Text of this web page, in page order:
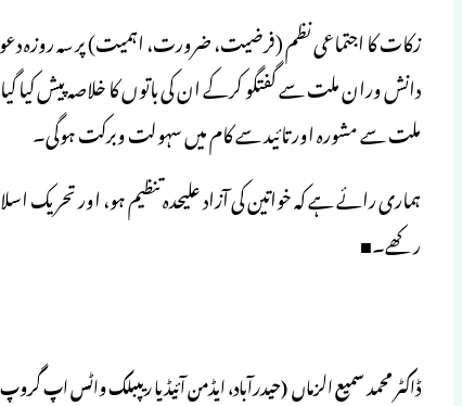
دانش وران ملت سے گفتگو کرکے ان کی باتوں کا خلاصہ پیش کیا
ملت سے مشورہ اور تائید سے کام میں سہولت وبرکت ہوگی۔
ہماری رائے ہے کہ خواتین کی آزاد علیحدہ تنظیم ہو، اور تحریک
رکھے۔■
ڈاکٹر محمد سمیع الزماں (حیدرآباد، ایڈمن آئیڈیا ریپبلک واٹس اپ